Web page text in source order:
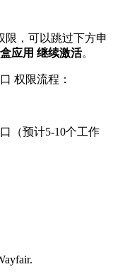
限，可以跳过下方申
应用 继续激活。
权限流程：
（预计5-10个工作